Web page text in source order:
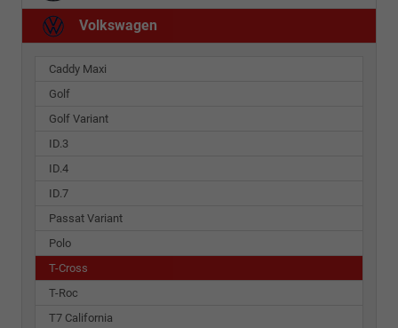
Volkswagen
Caddy Maxi
Golf
Golf Variant
ID.3
ID.4
ID.7
Passat Variant
Polo
T-Cross
T-Roc
T7 California